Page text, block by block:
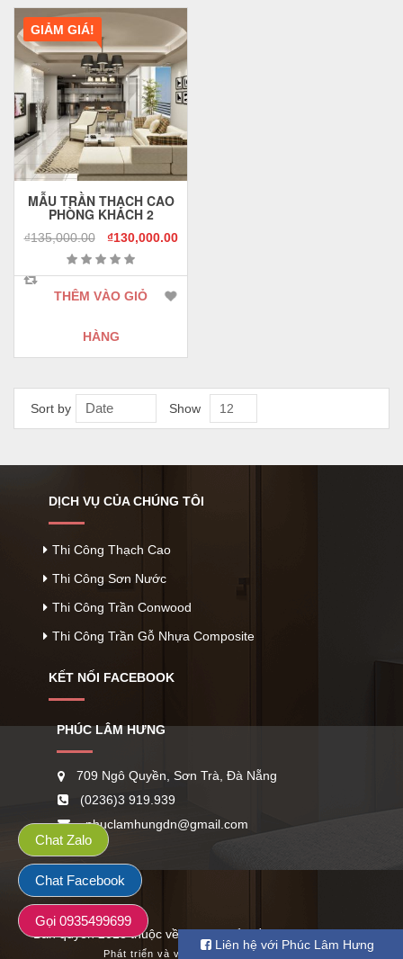
GIẢM GIÁ!
MẪU TRẦN THẠCH CAO
PHÒNG KHÁCH 2
₫135,000.00 ₫130,000.00
THÊM VÀO GIỎ
HÀNG
Sort by Date Show 12
DỊCH VỤ CỦA CHÚNG TÔI
Thi Công Thạch Cao
Thi Công Sơn Nước
Thi Công Trần Conwood
Thi Công Trần Gỗ Nhựa Composite
KẾT NỐI FACEBOOK
PHÚC LÂM HƯNG
709 Ngô Quyền, Sơn Trà, Đà Nẵng
(0236)3 919.939
phuclamhungdn@gmail.com
Bản quyền 2018 thuộc về công ty cổ phần Phúc Lâm Hưng
Phát triển và vận hành bởi HAP Navis
Liên hệ với Phúc Lâm Hưng
Chat Zalo
Chat Facebook
Gọi 0935499699